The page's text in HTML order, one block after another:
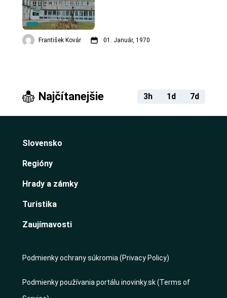
František Kovár 01. Január, 1970
Najčítanejšie 3h 1d 7d
Slovensko
Regióny
Hrady a zámky
Turistika
Zaujímavosti
Podmienky ochrany súkromia (Privacy Policy)
Podmienky používania portálu inovinky.sk (Terms of